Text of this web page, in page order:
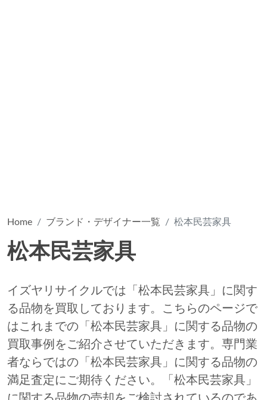
Home ブランド・デザイナー一覧 松本民芸家具
松本民芸家具
イズヤリサイクルでは「松本民芸家具」に関す
る品物を買取しております。こちらのページで
はこれまでの「松本民芸家具」に関する品物の
買取事例をご紹介させていただきます。専門業
者ならではの「松本民芸家具」に関する品物の
満足査定にご期待ください。「松本民芸家具」